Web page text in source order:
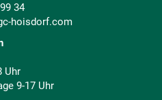
34
hoisdorf.com
Uhr
9-17 Uhr